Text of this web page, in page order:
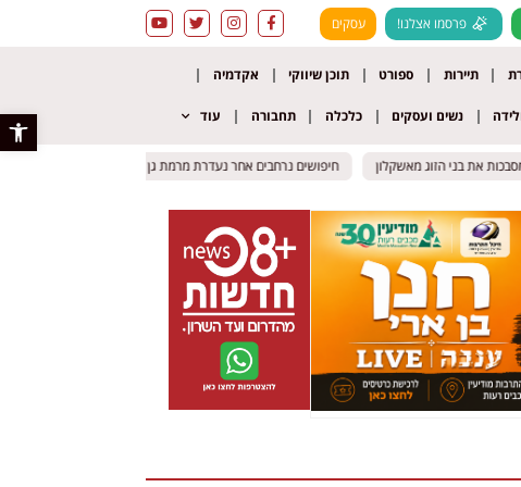
פתח
פרסמו אצלנו! עסקים
תיירות ספורט תוכן שיווקי אקדמיה
נשים ועסקים כלכלה תחבורה עוד
את בני הזוג מאשקלון
את בני הזוג מאשקלון חיפושים נרחבים אחר נעדרת מרמת גן
חיפושים נרחבים אחר נעדרת מרמת גן